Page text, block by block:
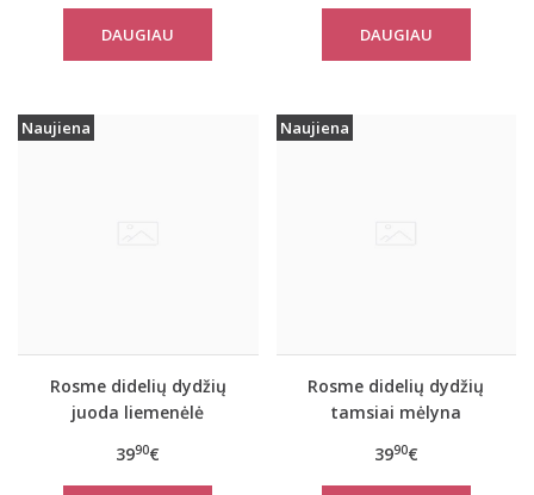
DAUGIAU DAUGIAU
Naujiena
Rosme didelių dydžių
juoda liemenėlė
3990€
Naujiena
Rosme didelių dydžių
tamsiai mėlyna
3990€